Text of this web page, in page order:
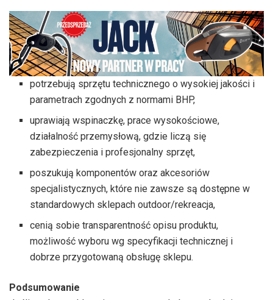
potrzebują sprzętu technicznego o wysokiej jakości i
parametrach zgodnych z normami BHP,
uprawiają wspinaczkę, prace wysokościowe,
działalność przemysłową, gdzie liczą się
zabezpieczenia i profesjonalny sprzęt,
poszukują komponentów oraz akcesoriów
specjalistycznych, które nie zawsze są dostępne w
standardowych sklepach outdoor/rekreacja,
cenią sobie transparentność opisu produktu,
możliwość wyboru wg specyfikacji technicznej i
dobrze przygotowaną obsługę sklepu.
Podsumowanie